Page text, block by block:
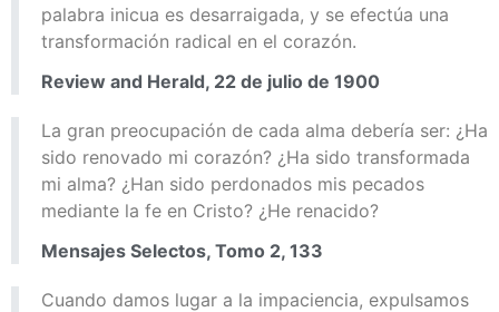
palabra inicua es desarraigada, y se efectúa una
transformación radical en el corazón.
Review and Herald, 22 de julio de 1900
La gran preocupación de cada alma debería ser: ¿Ha
sido renovado mi corazón? ¿Ha sido transformada
mi alma? ¿Han sido perdonados mis pecados
mediante la fe en Cristo? ¿He renacido?
Mensajes Selectos, Tomo 2, 133
Cuando damos lugar a la impaciencia, expulsamos